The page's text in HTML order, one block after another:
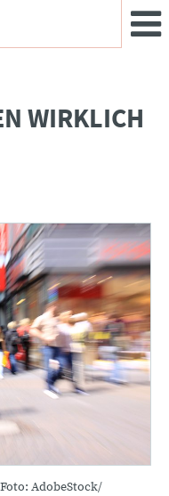
WIRKLICH
AdobeStock/